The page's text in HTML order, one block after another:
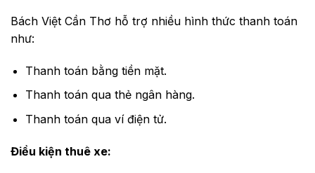
Bách Việt Cần Thơ hỗ trợ nhiều hình thức thanh toán
như:
Thanh toán bằng tiền mặt.
Thanh toán qua thẻ ngân hàng.
Thanh toán qua ví điện tử.
Điều kiện thuê xe: